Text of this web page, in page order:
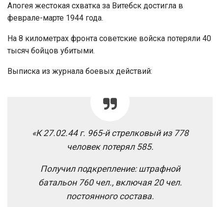
Апогея жестокая схватка за Витебск достигла в
феврале-марте 1944 года.
На 8 километрах фронта советские войска потеряли 40
тысяч бойцов убитыми.
Выписка из журнала боевых действий:
«К 27.02.44 г. 965-й стрелковый из 778
человек потерял 585.
Получил подкрепление: штрафной
батальон 760 чел., включая 20 чел.
постоянного состава.